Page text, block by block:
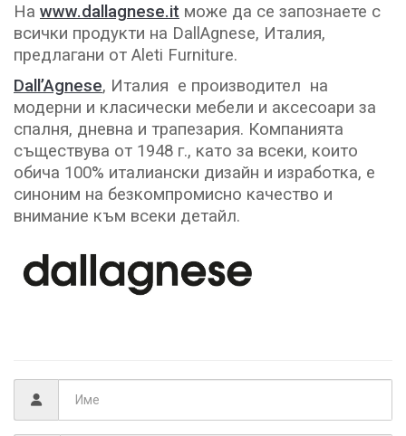
На www.dallagnese.it може да се запознаете с
всички продукти на DallAgnese, Италия,
предлагани от Aleti Furniture.
Dall’Agnese, Италия е производител на
модерни и класически мебели и аксесоари за
спалня, дневна и трапезария. Компанията
съществува от 1948 г., като за всеки, които
обича 100% италиански дизайн и изработка, е
синоним на безкомпромисно качество и
внимание към всеки детайл.